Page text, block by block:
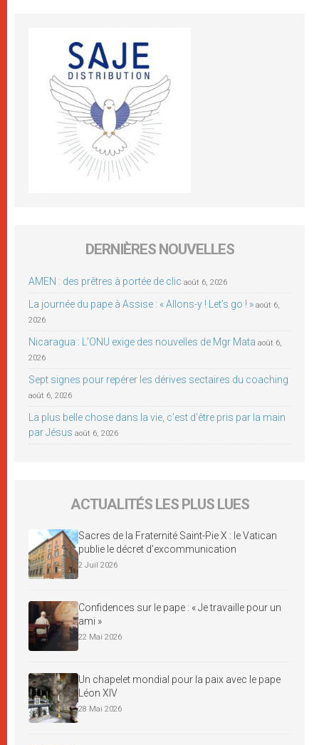
DERNIÈRES NOUVELLES
AMEN : des prêtres à portée de clic août 6, 2026
La journée du pape à Assise : « Allons-y ! Let’s go ! » août 6,
2026
Nicaragua : L’ONU exige des nouvelles de Mgr Mata août 6,
2026
Sept signes pour repérer les dérives sectaires du coaching
août 6, 2026
La plus belle chose dans la vie, c’est d’être pris par la main
par Jésus août 6, 2026
ACTUALITÉS LES PLUS LUES
Sacres de la Fraternité Saint-Pie X : le Vatican
publie le décret d’excommunication
2 Juil 2026
Confidences sur le pape : « Je travaille pour un
ami »
22 Mai 2026
Un chapelet mondial pour la paix avec le pape
Léon XIV
28 Mai 2026